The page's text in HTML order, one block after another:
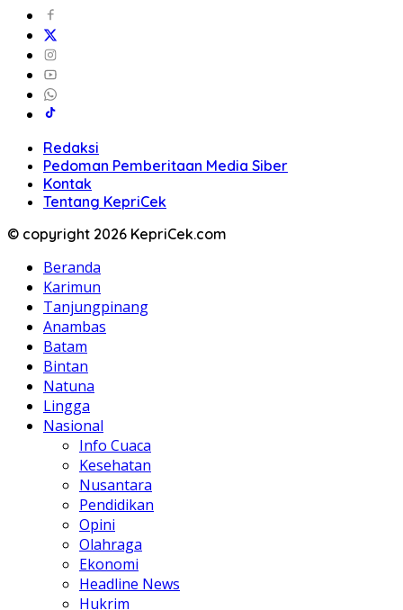
Redaksi
Pedoman Pemberitaan Media Siber
Kontak
Tentang KepriCek
© copyright 2026 KepriCek.com
Beranda
Karimun
Tanjungpinang
Anambas
Batam
Bintan
Natuna
Lingga
Nasional
Info Cuaca
Kesehatan
Nusantara
Pendidikan
Opini
Olahraga
Ekonomi
Headline News
Hukrim